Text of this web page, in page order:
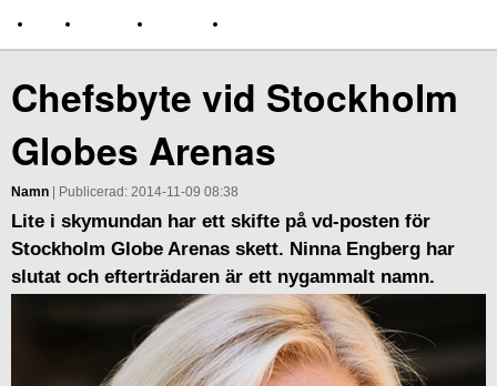
Namn Sponsring TV-nyheter
Chefsbyte vid Stockholm
Globes Arenas
Namn | Publicerad: 2014-11-09 08:38
Lite i skymundan har ett skifte på vd-posten för
Stockholm Globe Arenas skett. Ninna Engberg har
slutat och efterträdaren är ett nygammalt namn.